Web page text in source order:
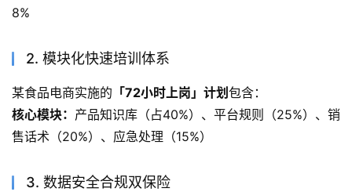
8%
2. 模块化快速培训体系
某食品电商实施的 「72小时上岗」计划 包含：
核心模块： 产品知识库（占40%）、平台规则（25%）、销
售话术（20%）、应急处理（15%）
3. 数据安全合规双保险